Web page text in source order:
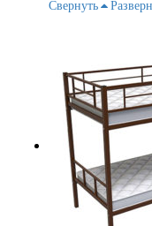
Свернуть